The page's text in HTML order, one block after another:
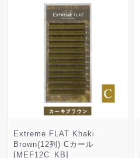
Extreme FLAT Khaki
Brown(12列) Cカール
[MEF12C_KB]